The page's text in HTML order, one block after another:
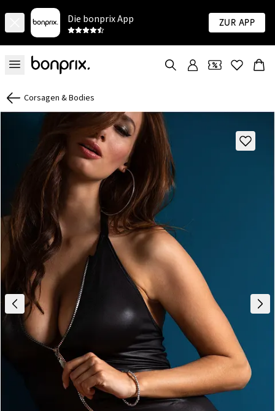
Die bonprix App Zur App
Corsagen & Bodies